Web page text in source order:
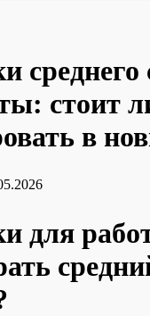
среднего
стоит
в
для